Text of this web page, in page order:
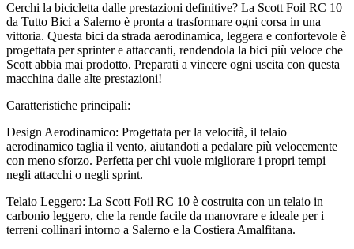
Cerchi la bicicletta dalle prestazioni definitive? La Scott Foil RC 10
da Tutto Bici a Salerno è pronta a trasformare ogni corsa in una
vittoria. Questa bici da strada aerodinamica, leggera e confortevole è
progettata per sprinter e attaccanti, rendendola la bici più veloce che
Scott abbia mai prodotto. Preparati a vincere ogni uscita con questa
macchina dalle alte prestazioni!
Caratteristiche principali:
Design Aerodinamico: Progettata per la velocità, il telaio
aerodinamico taglia il vento, aiutandoti a pedalare più velocemente
con meno sforzo. Perfetta per chi vuole migliorare i propri tempi
negli attacchi o negli sprint.
Telaio Leggero: La Scott Foil RC 10 è costruita con un telaio in
carbonio leggero, che la rende facile da manovrare e ideale per i
terreni collinari intorno a Salerno e la Costiera Amalfitana.